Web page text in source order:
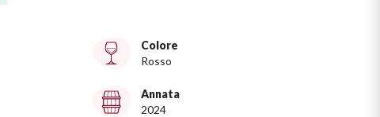
Colore
Rosso
Annata
2024